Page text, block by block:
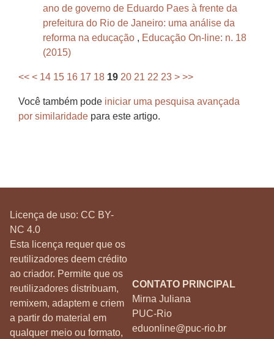
ano de governo de Eduardo Paes à frente da
prefeitura do Rio de Janeiro: uma análise da
reforma na educação , Educação On-line: n. 18
(2015)
<< < 14 15 16 17 18 19 20 21 22 23 > >>
Você também pode iniciar uma pesquisa avançada
por similaridade para este artigo.
Licença de uso: CC BY-
NC 4.0
Esta licença requer que os
reutilizadores deem crédito
ao criador. Permite que os
reutilizadores distribuam,
remixem, adaptem e criem
a partir do material em
qualquer meio ou formato,
CONTATO PRINCIPAL
Mirna Juliana
PUC-Rio
eduonline@puc-rio.br